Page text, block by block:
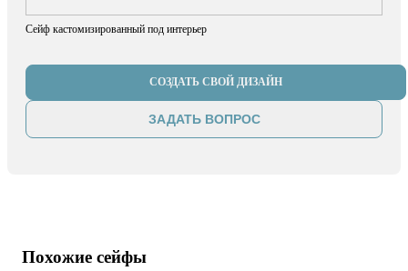
Сейф кастомизированный под интерьер
СОЗДАТЬ СВОЙ ДИЗАЙН
ЗАДАТЬ ВОПРОС
Похожие сейфы